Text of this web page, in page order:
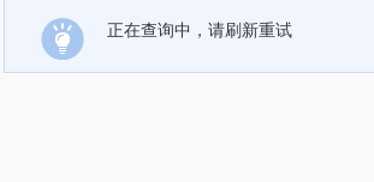
正在查询中，请刷新重试